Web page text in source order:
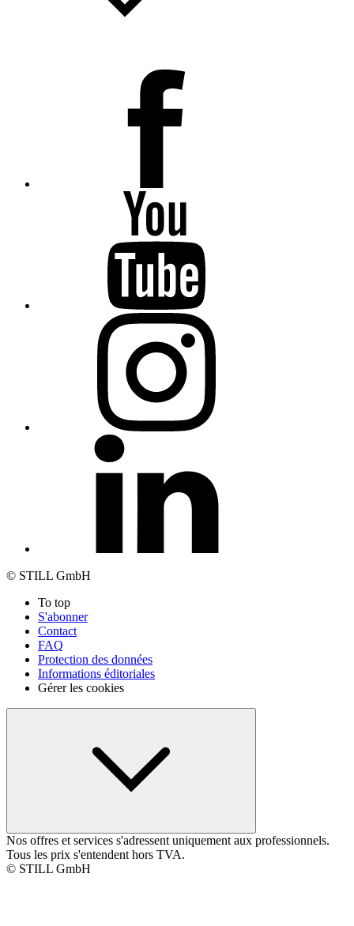
© STILL GmbH
To top
S'abonner
Contact
FAQ
Protection des données
Informations éditoriales
Gérer les cookies
Nos offres et services s'adressent uniquement aux professionnels.
Tous les prix s'entendent hors TVA.
© STILL GmbH